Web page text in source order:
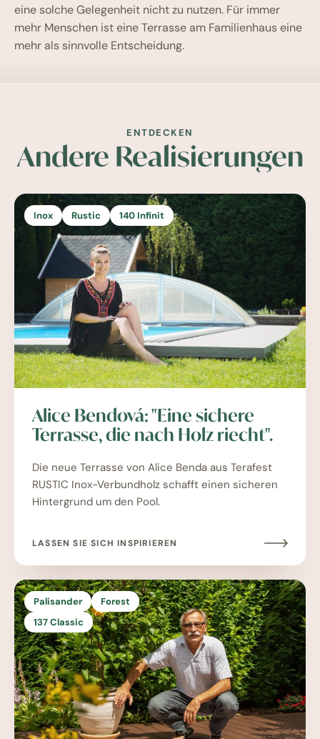
eine solche Gelegenheit nicht zu nutzen. Für immer
mehr Menschen ist eine Terrasse am Familienhaus eine
mehr als sinnvolle Entscheidung.
ENTDECKEN
Andere Realisierungen
Inox Rustic 140 Infinit
Alice Bendová: "Eine sichere
Terrasse, die nach Holz riecht".
Die neue Terrasse von Alice Benda aus Terafest
RUSTIC Inox-Verbundholz schafft einen sicheren
Hintergrund um den Pool.
LASSEN SIE SICH INSPIRIEREN
Palisander
Forest
137 Classic